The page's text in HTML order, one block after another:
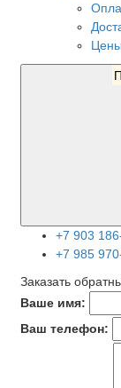
+7 903
+7 985
Заказать
Ваше имя:
Ваш телефон: